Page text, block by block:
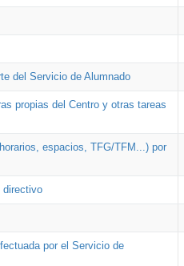
del Servicio de Alumnado
propias del Centro y otras tareas
espacios, TFG/TFM...) por
directivo
por el Servicio de